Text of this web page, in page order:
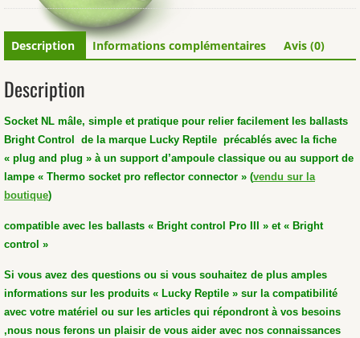
Description Informations complémentaires Avis (0)
Description
Socket NL mâle, simple et pratique pour relier facilement les ballasts
Bright Control de la marque Lucky Reptile précablés avec la fiche
« plug and plug » à un support d’ampoule classique ou au support de
lampe « Thermo socket pro reflector connector » (vendu sur la
boutique)
compatible avec les ballasts « Bright control Pro III » et « Bright
control »
Si vous avez des questions ou si vous souhaitez de plus amples
informations sur les produits « Lucky Reptile » sur la compatibilité
avec votre matériel ou sur les articles qui répondront à vos besoins
,nous nous ferons un plaisir de vous aider avec nos connaissances